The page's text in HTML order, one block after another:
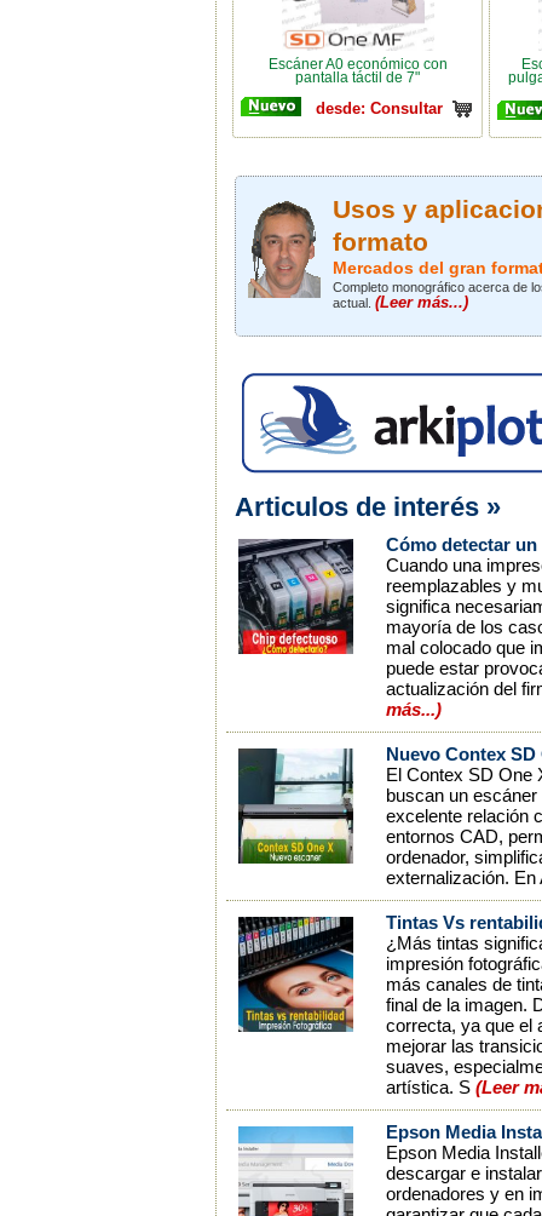
Escáner A0 económico con
pantalla táctil de 7"
desde: Consultar
Usos y
formato
Mercados del gran
Completo monográfico acerca de
actual. (Leer más...)
Articulos de interés »
Cómo detectar
Cuando una
reemplazables y
significa
mayoría de los
mal colocado que
puede estar
actualización del
más...)
Nuevo Contex
El Contex SD One
buscan un
excelente relación
entornos CAD,
ordenador,
externalización.
Tintas Vs
¿Más tintas
impresión
más canales de
final de la imagen.
correcta, ya que el
mejorar las
suaves,
artística. S (Leer
Epson Media
Epson Media
descargar e
ordenadores y en